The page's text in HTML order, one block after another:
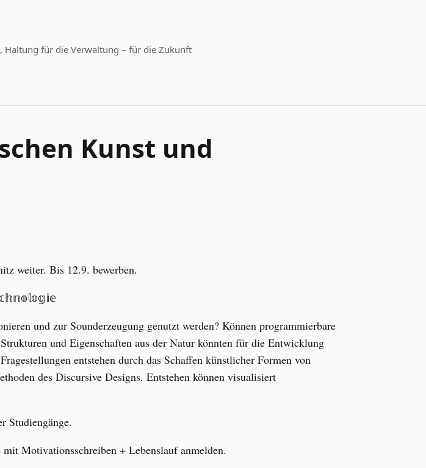
Haltung für die Verwaltung – für die Zukunft
Kunst und
weiter. Bis 12.9. bewerben.
und zur Sounderzeugung genutzt werden? Können programmierbare
und Eigenschaften aus der Natur könnten für die Entwicklung
entstehen durch das Schaffen künstlicher Formen von
des Discursive Designs. Entstehen können visualisiert
Studiengänge.
Motivationsschreiben + Lebenslauf anmelden.